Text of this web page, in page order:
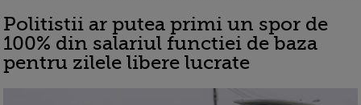
Politistii ar putea primi un spor de
100% din salariul functiei de baza
pentru zilele libere lucrate